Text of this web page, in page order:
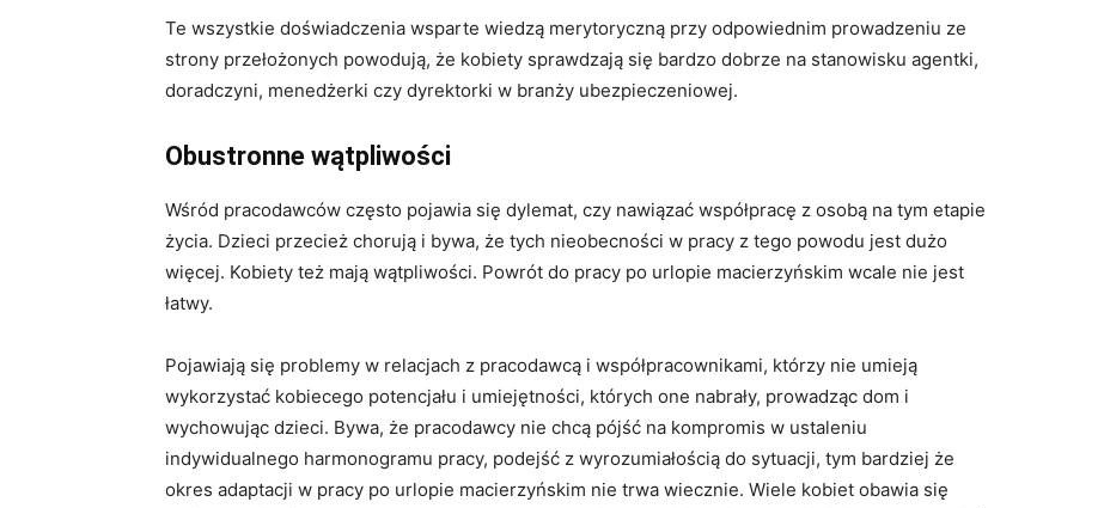
Te wszystkie doświadczenia wsparte wiedzą merytoryczną przy odpowiednim prowadzeniu ze
strony przełożonych powodują, że kobiety sprawdzają się bardzo dobrze na stanowisku agentki,
doradczyni, menedżerki czy dyrektorki w branży ubezpieczeniowej.
Obustronne wątpliwości
Wśród pracodawców często pojawia się dylemat, czy nawiązać współpracę z osobą na tym etapie
życia. Dzieci przecież chorują i bywa, że tych nieobecności w pracy z tego powodu jest dużo
więcej. Kobiety też mają wątpliwości. Powrót do pracy po urlopie macierzyńskim wcale nie jest
łatwy.
Pojawiają się problemy w relacjach z pracodawcą i współpracownikami, którzy nie umieją
wykorzystać kobiecego potencjału i umiejętności, których one nabrały, prowadząc dom i
wychowując dzieci. Bywa, że pracodawcy nie chcą pójść na kompromis w ustaleniu
indywidualnego harmonogramu pracy, podejść z wyrozumiałością do sytuacji, tym bardziej że
okres adaptacji w pracy po urlopie macierzyńskim nie trwa wiecznie. Wiele kobiet obawia się